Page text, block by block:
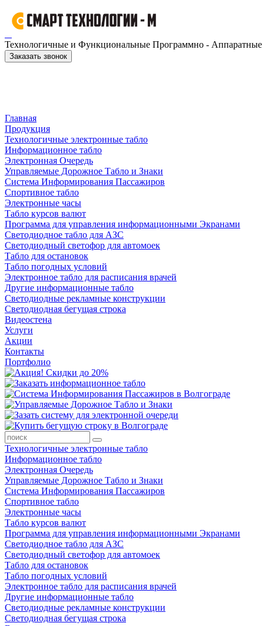
Технологичные и Функциональные Программно - Аппаратные
Заказать звонок
Главная
Продукция
Технологичные электронные табло
Информационное табло
Электронная Очередь
Управляемые Дорожное Табло и Знаки
Система Информирования Пассажиров
Спортивное табло
Электронные часы
Табло курсов валют
Программа для управления информационными Экранами
Светодиодное табло для АЗС
Светодиодный светофор для автомоек
Табло для остановок
Табло погодных условий
Электронное табло для расписания врачей
Другие информационные табло
Светодиодные рекламные конструкции
Светодиодная бегущая строка
Видеостена
Услуги
Акции
Контакты
Портфолио
Технологичные электронные табло
Информационное табло
Электронная Очередь
Управляемые Дорожное Табло и Знаки
Система Информирования Пассажиров
Спортивное табло
Электронные часы
Табло курсов валют
Программа для управления информационными Экранами
Светодиодное табло для АЗС
Светодиодный светофор для автомоек
Табло для остановок
Табло погодных условий
Электронное табло для расписания врачей
Другие информационные табло
Светодиодные рекламные конструкции
Светодиодная бегущая строка